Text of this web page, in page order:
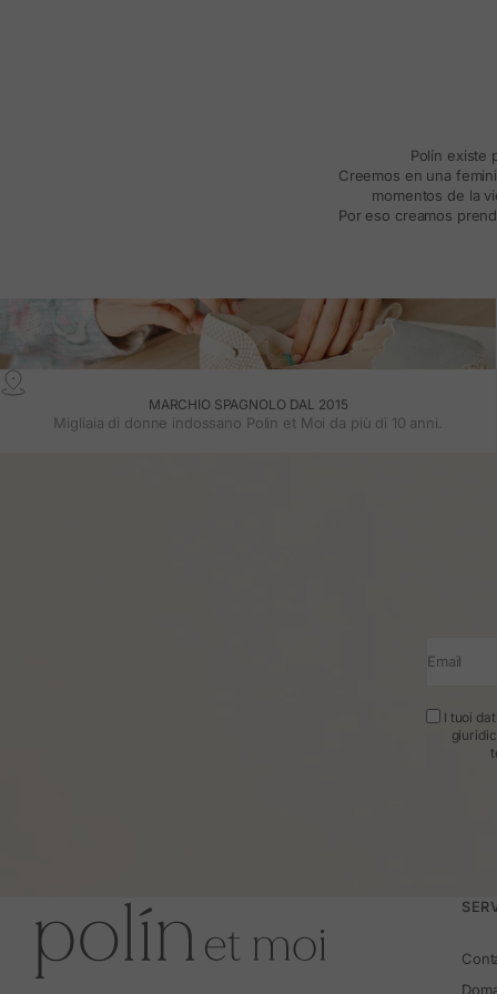
Polín existe
Creemos en una
momentos de la
Por eso creamos
MARCHIO SPAGNOLO DAL 2015
Migliaia di donne indossano Polin et Moi da più di 10 anni.
Email
I tuoi